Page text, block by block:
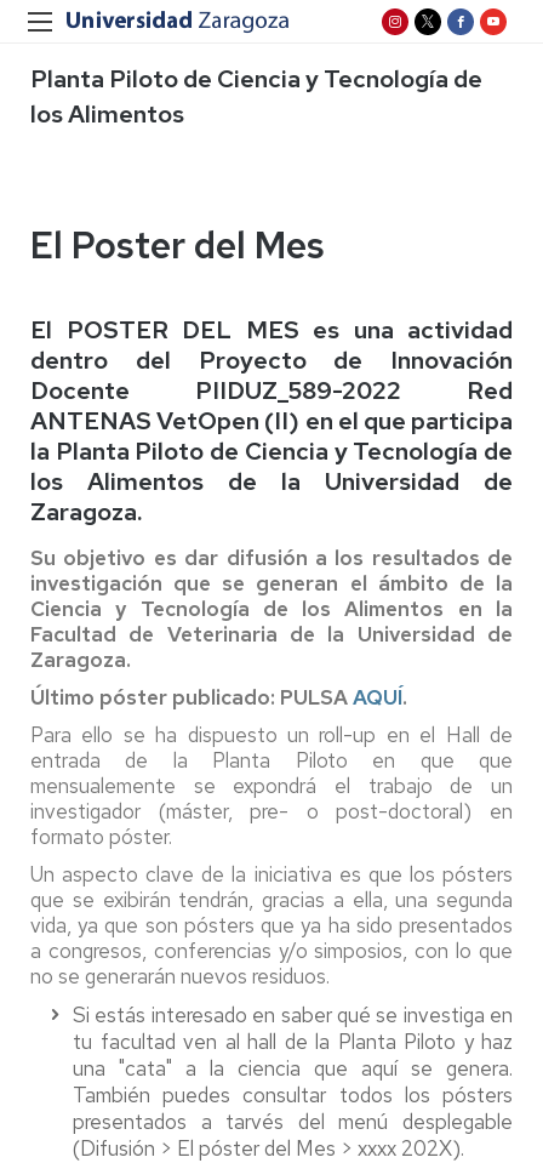
Planta Piloto de Ciencia y Tecnología de
los Alimentos
El Poster del Mes
El POSTER DEL MES es una actividad
dentro del Proyecto de Innovación
Docente PIIDUZ_589-2022 Red
ANTENAS VetOpen (II) en el que participa
la Planta Piloto de Ciencia y Tecnología de
los Alimentos de la Universidad de
Zaragoza.
Su objetivo es dar difusión a los resultados de
investigación que se generan el ámbito de la
Ciencia y Tecnología de los Alimentos en la
Facultad de Veterinaria de la Universidad de
Zaragoza.
Último póster publicado: PULSAAQUÍ.
Para ello se ha dispuesto un roll-up en el Hall de
entrada de la Planta Piloto en que que
mensualemente se expondrá el trabajo de un
investigador (máster, pre- o post-doctoral) en
formato póster.
Un aspecto clave de la iniciativa es que los pósters
que se exibirán tendrán, gracias a ella, una segunda
vida, ya que son pósters que ya ha sido presentados
a congresos, conferencias y/o simposios, con lo que
no se generarán nuevos residuos.
Si estás interesado en saber qué se investiga en
tu facultad ven al hall de la Planta Piloto y haz
una "cata" a la ciencia que aquí se genera.
También puedes consultar todos los pósters
presentados a tarvés del menú desplegable
(Difusión > El póster del Mes > xxxx 202X).